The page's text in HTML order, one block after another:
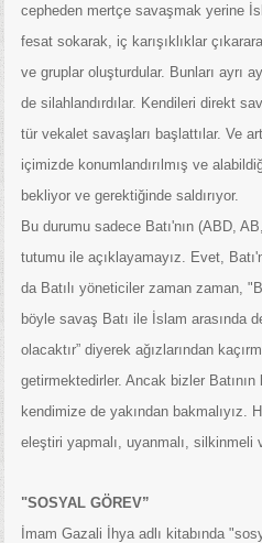
cepheden mertçe savaşmak yerine
fesat sokarak, iç karışıklıklar
ve gruplar oluşturdular. Bunları ayrı
de silahlandırdılar. Kendileri direkt
tür vekalet savaşları başlattılar. Ve
içimizde konumlandırılmış ve
bekliyor ve gerektiğinde saldırıyor.
Bu durumu sadece Batı'nın (ABD,
tutumu ile açıklayamayız. Evet,
da Batılı yöneticiler zaman zaman,
böyle savaş Batı ile İslam arasında
olacaktır” diyerek ağızlarından
getirmektedirler. Ancak bizler Batının
kendimize de yakından bakmalıyız.
eleştiri yapmalı, uyanmalı, silkinmeli
"SOSYAL GÖREV”
İmam Gazali İhya adlı kitabında